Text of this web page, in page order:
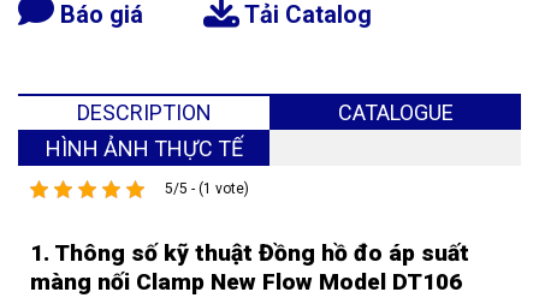
Báo giá Tải Catalog
DESCRIPTION
CATALOGUE
HÌNH ẢNH THỰC TẾ
5/5 - (1 vote)
1. Thông số kỹ thuật Đồng hồ đo áp suất
màng nối Clamp New Flow Model DT106